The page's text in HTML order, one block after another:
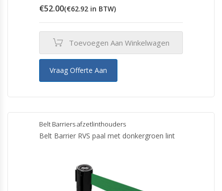
€52.00(€62.92 in BTW)
Toevoegen Aan Winkelwagen
Vraag Offerte Aan
Belt Barriers afzetlinthouders
Belt Barrier RVS paal met donkergroen lint